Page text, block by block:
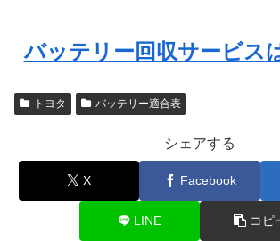
バッテリー回収サービス
トヨタ バッテリー適合表
シェアする
X Facebook
LINE コピ